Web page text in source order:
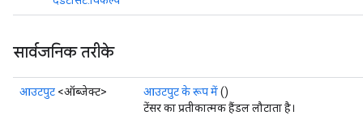
सार्वजनिक तरीके
आउटपुट <ऑब्जेक्ट> आउटपुट के रूप में()
टेंसर का प्रतीकात्मक हैंडल लौटाता है।